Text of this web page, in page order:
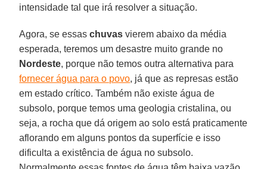
intensidade tal que irá resolver a situação.
Agora, se essaschuvas vierem abaixo da média
esperada, teremos um desastre muito grande no
Nordeste, porque não temos outra alternativa para
fornecer água para o povo, já que as represas estão
em estado crítico. Também não existe água de
subsolo, porque temos uma geologia cristalina, ou
seja, a rocha que dá origem ao solo está praticamente
aflorando em alguns pontos da superfície e isso
dificulta a existência de água no subsolo.